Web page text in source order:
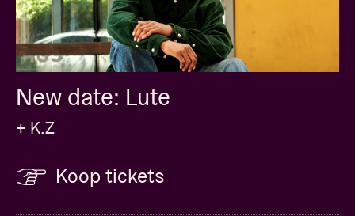
New date: Lute
+ K.Z
Koop tickets